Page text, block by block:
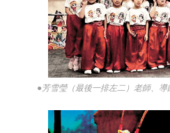
●芳雪瑩（最後一排左二）老師、導